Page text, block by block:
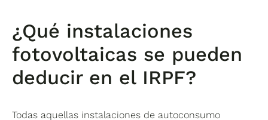
¿Qué instalaciones
fotovoltaicas se pueden
deducir en el IRPF?
Todas aquellas instalaciones de autoconsumo